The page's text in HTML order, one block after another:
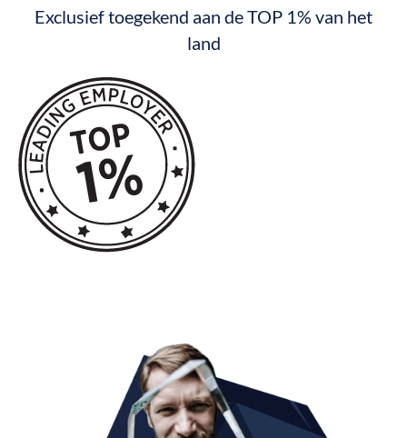
Exclusief toegekend aan de TOP 1% van het
land